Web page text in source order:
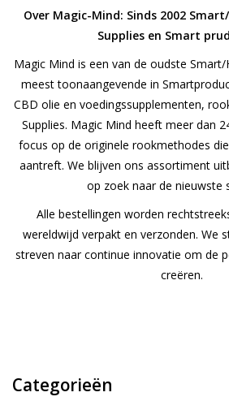
Over Magic-Mind: Sinds 2002
Supplies en Smart
Magic Mind is een van de oudste
meest toonaangevende in
CBD olie en voedingssupplementen,
Supplies. Magic Mind heeft meer dan
focus op de originele rookmethodes
aantreft. We blijven ons assortiment
op zoek naar de nieuwste
Alle bestellingen worden
wereldwijd verpakt en verzonden. We
streven naar continue innovatie om de
creëren.
Categorieën